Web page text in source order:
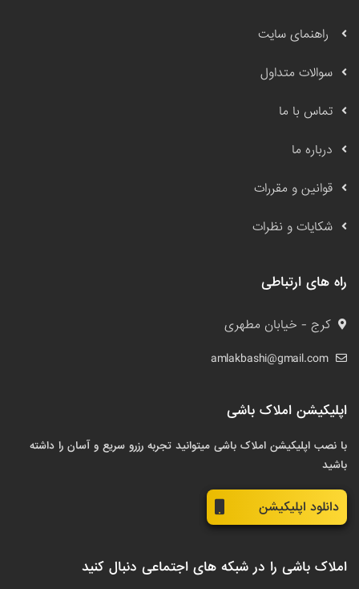
راهنمای سایت
سوالات متداول
تماس با ما
درباره ما
قوانین و مقررات
شکایات و نظرات
راه های ارتباطی
کرج - خیابان مطهری
amlakbashi@gmail.com
اپلیکیشن املاک باشی
با نصب اپلیکیشن املاک باشی میتوانید تجربه رزرو سریع و آسان را داشته
باشید
دانلود اپلیکیشن
املاک باشی را در شبکه های اجتماعی دنبال کنید